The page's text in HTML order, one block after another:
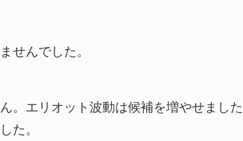
せんでした。
。エリオット波動は候補を増やせました
た。